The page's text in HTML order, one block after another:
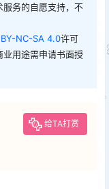
服务的自愿支持，不
NC-SA 4.0许可
用途需申请书面授
给TA打赏